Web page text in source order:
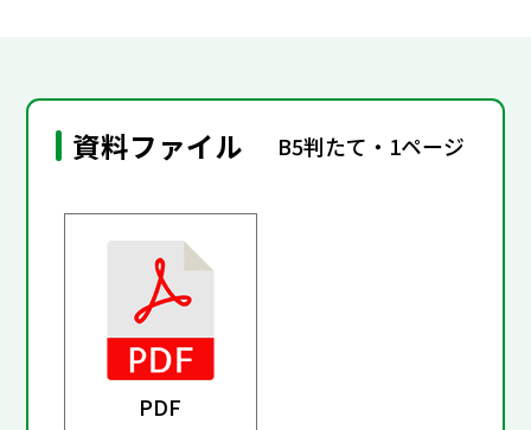
資料ファイル B5判たて・1ページ
PDF